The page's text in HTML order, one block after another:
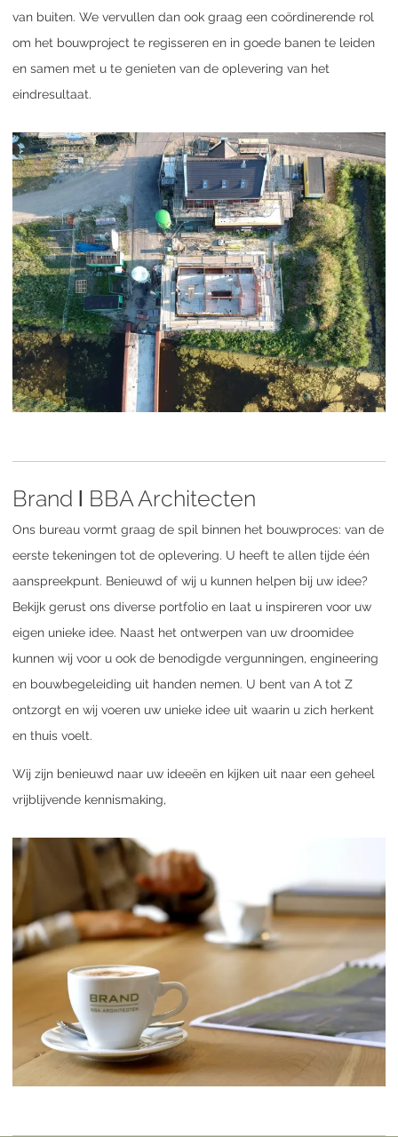
van buiten. We vervullen dan ook graag een coördinerende rol
om het bouwproject te regisseren en in goede banen te leiden
en samen met u te genieten van de oplevering van het
eindresultaat.
Brand l BBA Architecten
Ons bureau vormt graag de spil binnen het bouwproces: van de
eerste tekeningen tot de oplevering. U heeft te allen tijde één
aanspreekpunt. Benieuwd of wij u kunnen helpen bij uw idee?
Bekijk gerust ons diverse portfolio en laat u inspireren voor uw
eigen unieke idee. Naast het ontwerpen van uw droomidee
kunnen wij voor u ook de benodigde vergunningen, engineering
en bouwbegeleiding uit handen nemen. U bent van A tot Z
ontzorgt en wij voeren uw unieke idee uit waarin u zich herkent
en thuis voelt.
Wij zijn benieuwd naar uw ideeën en kijken uit naar een geheel
vrijblijvende kennismaking,